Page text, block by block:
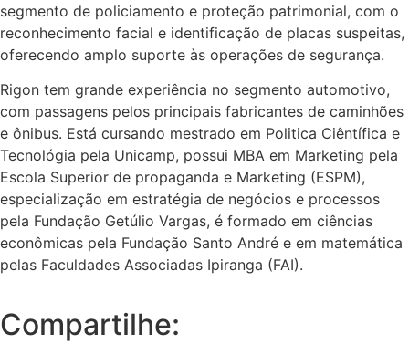
segmento de policiamento e proteção patrimonial, com o
reconhecimento facial e identificação de placas suspeitas,
oferecendo amplo suporte às operações de segurança.
Rigon tem grande experiência no segmento automotivo,
com passagens pelos principais fabricantes de caminhões
e ônibus. Está cursando mestrado em Politica Ciêntífica e
Tecnológia pela Unicamp, possui MBA em Marketing pela
Escola Superior de propaganda e Marketing (ESPM),
especialização em estratégia de negócios e processos
pela Fundação Getúlio Vargas, é formado em ciências
econômicas pela Fundação Santo André e em matemática
pelas Faculdades Associadas Ipiranga (FAI).
Compartilhe: